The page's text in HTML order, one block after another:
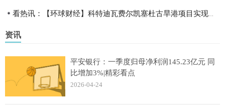
资讯
平安银行：一季度归母净利润145.23亿元 同
比增加3%|精彩看点
2026-04-24